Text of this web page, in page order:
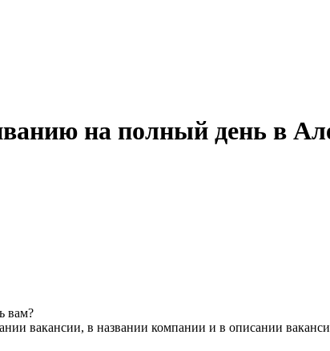
на полный день в
вам?
вакансии, в названии компании и в описании